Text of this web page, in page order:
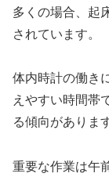
多くの場合、起
されています。
体内時計の働き
えやすい時間帯
る傾向がありま
重要な作業は午